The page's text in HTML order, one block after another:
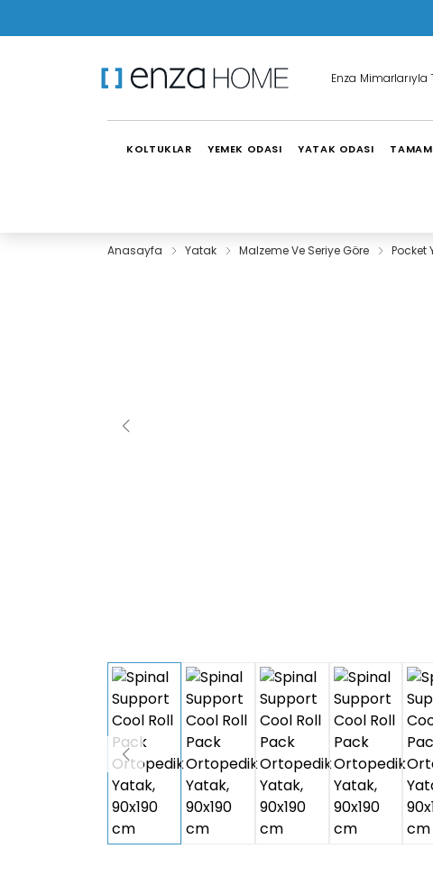
Enza Mimarlarıyla
KOLTUKLAR YEMEK ODASI YATAK ODASI
Anasayfa Yatak Malzeme Ve Seriye Göre Pocket